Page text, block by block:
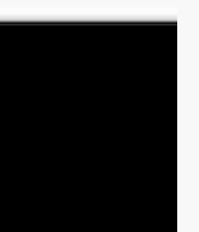
升改造效率
GitHub Copilot 等工具
新推出的 Qwen Code
降低编程门槛